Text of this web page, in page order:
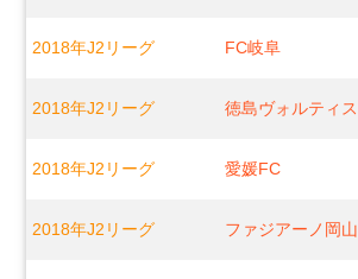
2018年J2リーグ FC岐阜
2018年J2リーグ 徳島ヴォルティス
2018年J2リーグ 愛媛FC
2018年J2リーグ ファジアーノ岡山